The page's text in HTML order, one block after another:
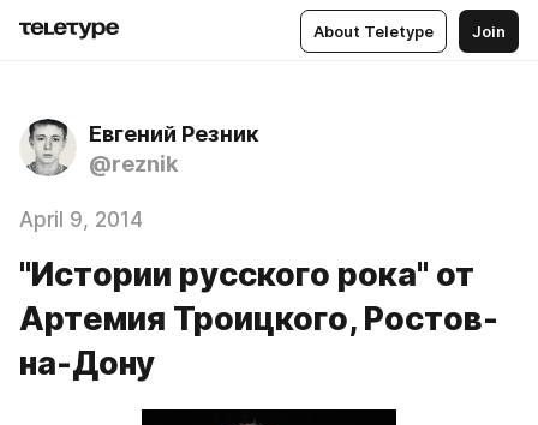
About Teletype Join
Евгений Резник
@reznik
April 9, 2014
"Истории русского рока" от
Артемия Троицкого, Ростов-
на-Дону